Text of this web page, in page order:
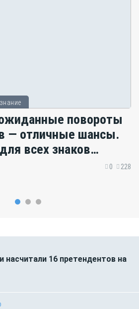
повороты
— отличные шансы.
всех знаков
0 228
насчитали 16 претендентов на